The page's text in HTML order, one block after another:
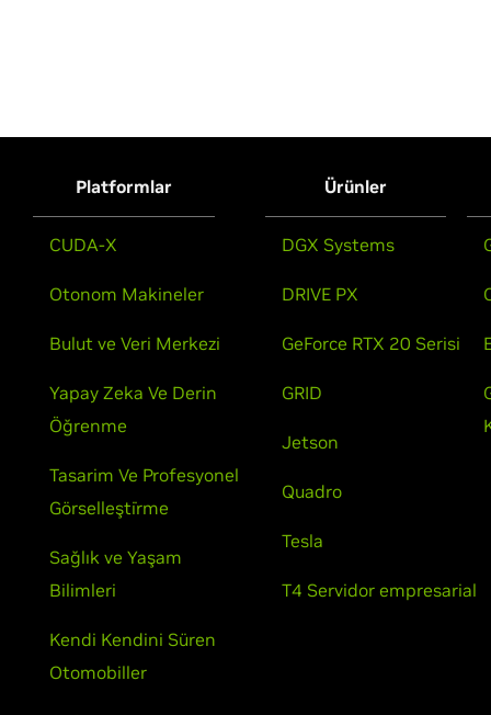
Platformlar
CUDA-X
Otonom Makineler
Bulut ve Veri Merkezi
Yapay Zeka Ve Derin
Öğrenme
Tasarim Ve Profesyonel
Görselleşti̇rme
Sağlık ve Yaşam
Bilimleri
Kendi Kendini Süren
Otomobiller
Ürünler
DGX Systems
DRIVE PX
GeForce RTX 20 Serisi
GRID
Jetson
Quadro
Tesla
T4 Servidor empresarial